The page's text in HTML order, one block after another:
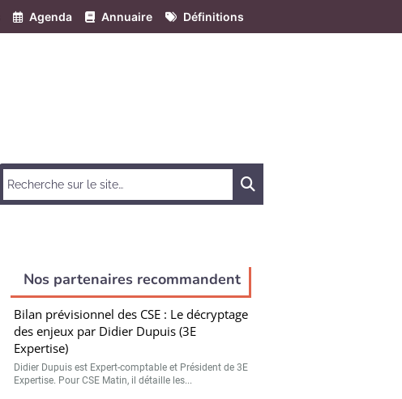
Agenda Annuaire Définitions
Nos partenaires recommandent
Bilan prévisionnel des CSE : Le décryptage
des enjeux par Didier Dupuis (3E
Expertise)
Didier Dupuis est Expert-comptable et Président de 3E
Expertise. Pour CSE Matin, il détaille les...